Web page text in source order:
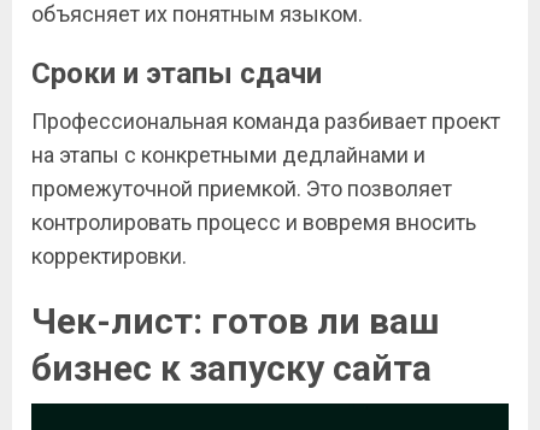
объясняет их понятным языком.
Сроки и этапы сдачи
Профессиональная команда разбивает проект
на этапы с конкретными дедлайнами и
промежуточной приемкой. Это позволяет
контролировать процесс и вовремя вносить
корректировки.
Чек-лист: готов ли ваш
бизнес к запуску сайта